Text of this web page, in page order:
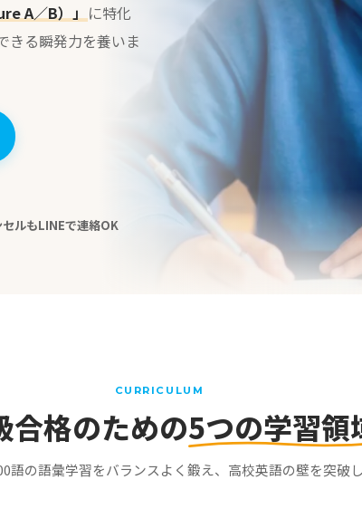
A／B）」 に特化
きる瞬発力を養いま
セルもLINEで連絡OK
CURRICULUM
合格のための5つの学習領
語の語彙学習をバランスよく鍛え、高校英語の壁を突破